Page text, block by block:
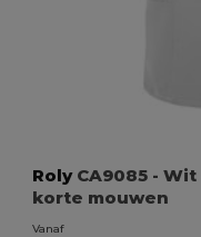
RolyCA9085 - Wit
korte mouwen
Vanaf